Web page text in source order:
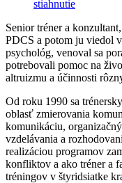
stiahnutie
Senior tréner a
PDCS a potom ju viedol
psychológ, venoval sa
potrebovali pomoc na
altruizmu a účinnosti
Od roku 1990 sa
oblasť zmierovania
komunikáciu,
vzdelávania a
realizáciou programov
konfliktov a ako tréner a
tréningov v štyridsiatke